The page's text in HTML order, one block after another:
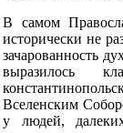
В самом
исторически не
зачарованность
выразилось
Вселенским
у людей,